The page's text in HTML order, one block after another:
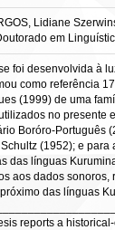
Lidiane
em
foi desenvolvida à
como referência
(1999) de uma
no presente
Boróro-Português
(1952); e
das línguas
aos dados sonoros,
das línguas
reports a